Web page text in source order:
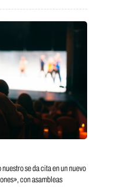
se da cita en un nuevo
con asambleas